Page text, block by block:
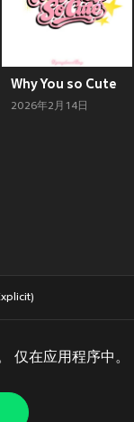
Why You so Cute
2026年2月14日
仅在应用程序中。